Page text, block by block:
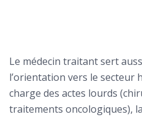
Le médecin traitant sert
l’orientation vers le secteur
charge des actes lourds
traitements oncologiques),